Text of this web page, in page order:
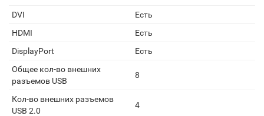
DVI
Есть
HDMI
Есть
DisplayPort
Есть
Общее кол-во внешних
разъемов USB
8
Кол-во внешних разъемов
USB 2.0
4